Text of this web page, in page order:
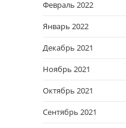
Февраль 2022
Январь 2022
Декабрь 2021
Ноябрь 2021
Октябрь 2021
Сентябрь 2021